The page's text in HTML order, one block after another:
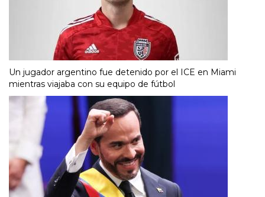
Un jugador argentino fue detenido por el ICE en Miami
mientras viajaba con su equipo de fútbol